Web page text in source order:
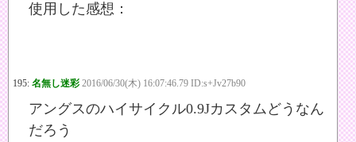
使用した感想：
195: 名無し迷彩 2016/06/30(木) 16:07:46.79 ID:s+Jv27b90
アングスのハイサイクル0.9Jカスタムどうなん
だろう